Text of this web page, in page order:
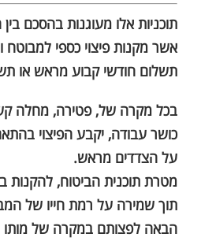
תוכניות אלו מעוגנות בהסכם
אשר מקנות פיצוי כספי
תשלום חודשי קבוע מראש או
בכל מקרה של, פטירה, מחלה
כושר עבודה, יקבע הפיצוי
על הצדדים מראש.
מטרת תוכנית הביטוח, להקנות
תוך שמירה על רמת חייו של
הבאה לפצותם במקרה של